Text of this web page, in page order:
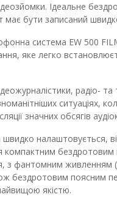
Ідеальне
бути записаний
система EW 500
яке легко
радіо-
ситуаціях,
значних обсягів
налаштовується,
компактним
з фантомним живленням
бездротовим поясним
якістю.